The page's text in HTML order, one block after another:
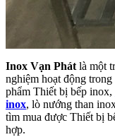
Inox Vạn Phát là một
nghiệm hoạt động
phẩm Thiết bị bếp inox,
inox, lò nướng than
tìm mua được Thiết bị
hợp.